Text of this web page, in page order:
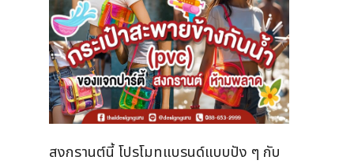
สงกรานต์นี้ โปรโมทแบรนด์แบบปัง ๆ กับ